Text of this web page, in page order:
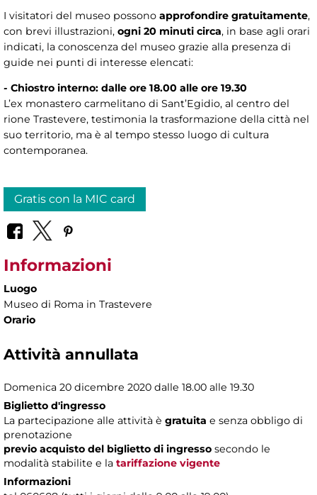
I visitatori del museo possono approfondire gratuitamente,
con brevi illustrazioni, ogni 20 minuti circa, in base agli orari
indicati, la conoscenza del museo grazie alla presenza di
guide nei punti di interesse elencati:
- Chiostro interno: dalle ore 18.00 alle ore 19.30
L’ex monastero carmelitano di Sant’Egidio, al centro del
rione Trastevere, testimonia la trasformazione della città nel
suo territorio, ma è al tempo stesso luogo di cultura
contemporanea.
Gratis con la MIC card
Informazioni
Luogo
Museo di Roma in Trastevere
Orario
Attività annullata
Domenica 20 dicembre 2020 dalle 18.00 alle 19.30
Biglietto d'ingresso
La partecipazione alle attività è gratuita e senza obbligo di
prenotazione
previo acquisto del biglietto di ingresso secondo le
modalità stabilite e la tariffazione vigente
Informazioni